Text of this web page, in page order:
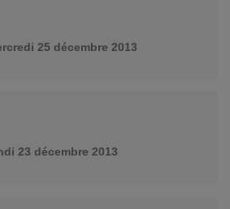
25 décembre 2013
23 décembre 2013